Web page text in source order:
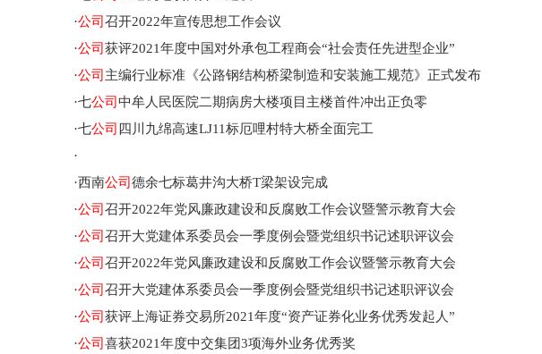
·公司 召开2022年宣传思想工作会议
·公司 获评2021年度中国对外承包工程商会“社会责任先进型企业”
·公司 主编行业标准《公路钢结构桥梁制造和安装施工规范》正式发布
·七公司 中牟人民医院二期病房大楼项目主楼首件冲出正负零
·七公司 四川九绵高速LJ11标厄哩村特大桥全面完工
·
·西南公司 德余七标葛井沟大桥T梁架设完成
·公司 召开2022年党风廉政建设和反腐败工作会议暨警示教育大会
·公司 召开大党建体系委员会一季度例会暨党组织书记述职评议会
·公司 召开2022年党风廉政建设和反腐败工作会议暨警示教育大会
·公司 召开大党建体系委员会一季度例会暨党组织书记述职评议会
·公司 获评上海证券交易所2021年度“资产证券化业务优秀发起人”
·公司 喜获2021年度中交集团3项海外业务优秀奖